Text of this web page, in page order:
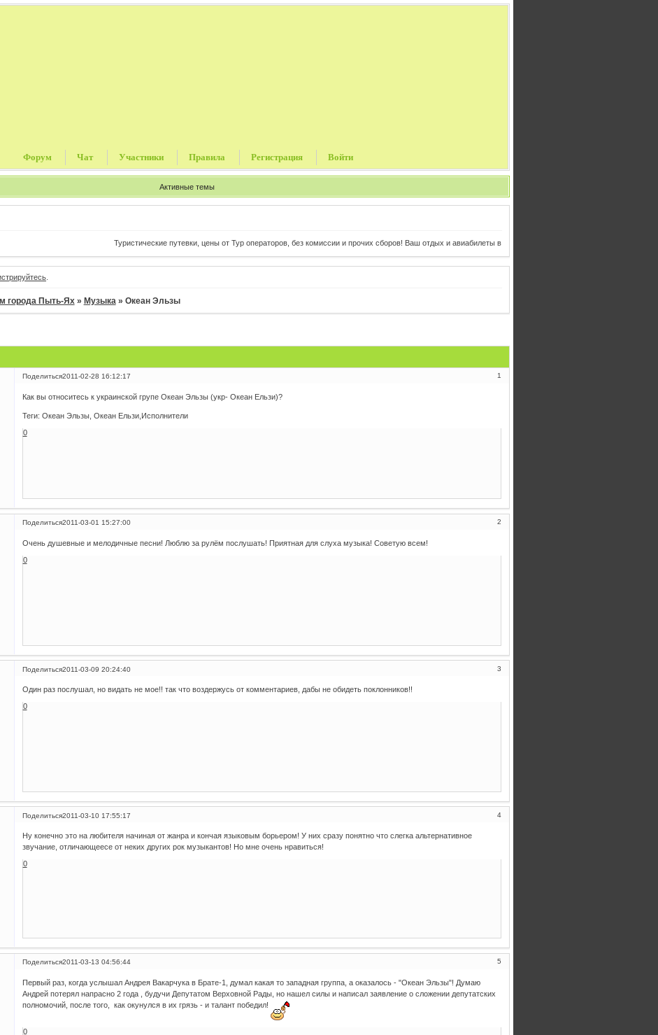
Форум Чат Участники Правила Регистрация Войти
Активные темы
Туристические путевки, цены от Тур операторов, без комиссии и прочих сборов! Ваш отдых и авиабилеты в одном клике от Вас!
города Пыть-Ях » Музыка » Океан Эльзы
Поделиться 1
2011-02-28 16:12:17
Как вы относитесь к украинской групе Океан Эльзы (укр- Океан Ельзи)?
Теги: Океан Эльзы, Океан Ельзи,Исполнители
0
Поделиться 2
2011-03-01 15:27:00
Очень душевные и мелодичные песни! Люблю за рулём послушать! Приятная для слуха музыка! Советую всем!
0
Поделиться 3
2011-03-09 20:24:40
Один раз послушал, но видать не мое!! так что воздержусь от комментариев, дабы не обидеть поклонников!!
0
Поделиться 4
2011-03-10 17:55:17
Ну конечно это на любителя начиная от жанра и кончая языковым борьером! У них сразу понятно что слегка альтернативное
звучание, отличающеесе от неких других рок музыкантов! Но мне очень нравиться!
0
Поделиться 5
2011-03-13 04:56:44
Первый раз, когда услышал Андрея Вакарчука в Брате-1, думал какая то западная группа, а оказалось - "Океан Эльзы"! Думаю
Андрей потерял напрасно 2 года , будучи Депутатом Верховной Рады, но нашел силы и написал заявление о сложении депутатских
полномочий, после того, как окунулся в их грязь - и талант победил!
0